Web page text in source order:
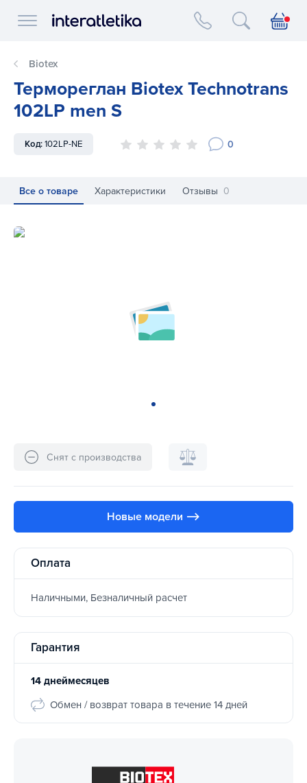
Interatletika logo
Biotex
Термореглан Biotex Technotrans
102LP men S
Код:102LP-NE 0
Все о товаре Характеристики Отзывы 0
Термореглан Biotex Technotrans 102LP men S
Снят с производства
Новые модели ⟶
Оплата
Наличными, Безналичный расчет
Гарантия
14 днеймесяцев
Обмен / возврат товара в течение 14 дней